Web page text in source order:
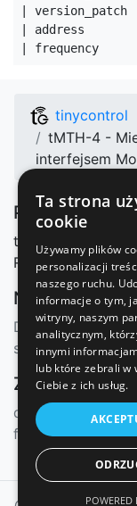
|
| address
| frequency
tinycontrol
tMTH-4 -
interfejsem
Producent
tinycontrol Marcin
Radom, Polska
Nasze sklepy
Dystrybutorzy
Zasoby
docs.tinycontrol.pl
Ta strona
cookie
Używamy plików
personalizacji
naszego ruchu.
informacje o tym,
witryny, naszym
analitycznym,
innymi
lub które zebrali w
Ciebie z ich usług.
POWERED